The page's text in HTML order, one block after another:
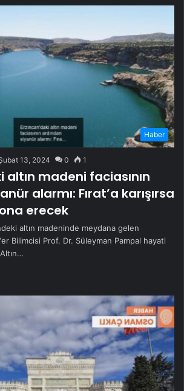
Haber
13, 2024 0 1
altın madeni faciasının
alarmı: Fırat’a karışırsa
erecek
altın madeninde meydana gelen
Bilimcisi Prof. Dr. Süleyman Pampal hayati